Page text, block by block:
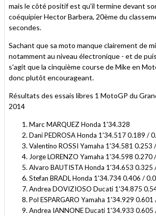
mais le côté positif est qu'il termine devant
coéquipier Hector Barbera, 20ème du
secondes.
Sachant que sa moto manque clairement de
notamment au niveau électronique - et de
s'agit que la cinquième course de Mike en
donc plutôt encourageant.
Résultats des essais libres 1 MotoGP du
2014
Marc MARQUEZ Honda 1'34.328
Dani PEDROSA Honda 1'34.517 0.189 /
Valentino ROSSI Yamaha 1'34.581 0.253
Jorge LORENZO Yamaha 1'34.598 0.270
Alvaro BAUTISTA Honda 1'34.653 0.325
Stefan BRADL Honda 1'34.734 0.406 /
Andrea DOVIZIOSO Ducati 1'34.875
Pol ESPARGARO Yamaha 1'34.929
Andrea IANNONE Ducati 1'34.933 0.605